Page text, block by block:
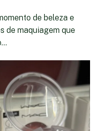
de beleza e
de maquiagem que